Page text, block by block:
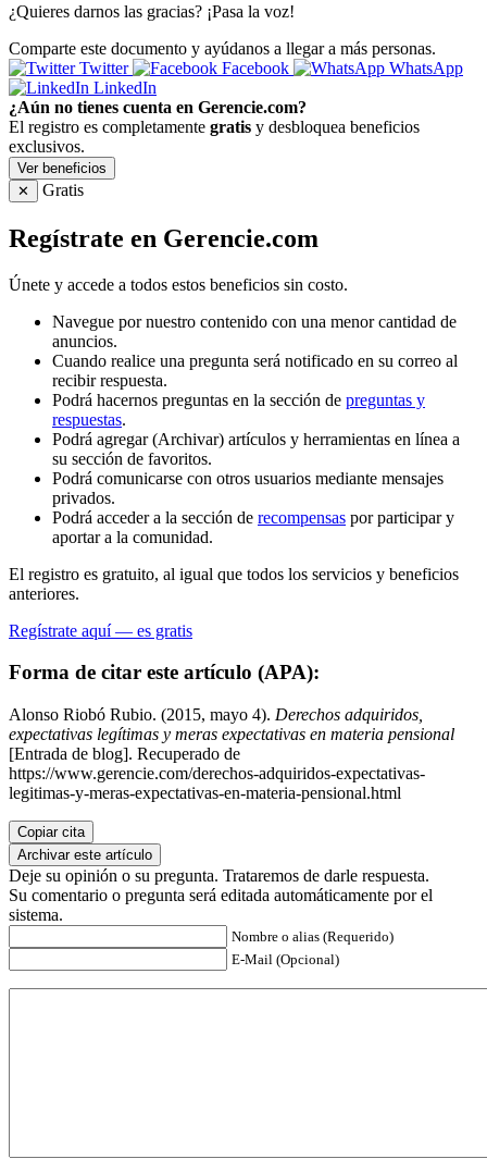
¿Quieres darnos las gracias? ¡Pasa la voz!
Comparte este documento y ayúdanos a llegar a más personas.
Twitter
Facebook
WhatsApp
LinkedIn
¿Aún no tienes cuenta en Gerencie.com?
El registro es completamente gratis y desbloquea beneficios
exclusivos.
Ver beneficios
✕
Gratis
Regístrate en Gerencie.com
Únete y accede a todos estos beneficios sin costo.
Navegue por nuestro contenido con una menor cantidad de
anuncios.
Cuando realice una pregunta será notificado en su correo al
recibir respuesta.
Podrá hacernos preguntas en la sección de preguntas y
respuestas.
Podrá agregar (Archivar) artículos y herramientas en línea a
su sección de favoritos.
Podrá comunicarse con otros usuarios mediante mensajes
privados.
Podrá acceder a la sección de recompensas por participar y
aportar a la comunidad.
El registro es gratuito, al igual que todos los servicios y beneficios
anteriores.
Regístrate aquí — es gratis
Forma de citar este artículo (APA):
Alonso Riobó Rubio. (2015, mayo 4). Derechos adquiridos,
expectativas legítimas y meras expectativas en materia pensional
[Entrada de blog]. Recuperado de
https://www.gerencie.com/derechos-adquiridos-expectativas-
legitimas-y-meras-expectativas-en-materia-pensional.html
Copiar cita
Archivar este artículo
Deje su opinión o su pregunta. Trataremos de darle respuesta.
Su comentario o pregunta será editada automáticamente por el
sistema.
Nombre o alias (Requerido)
E-Mail (Opcional)